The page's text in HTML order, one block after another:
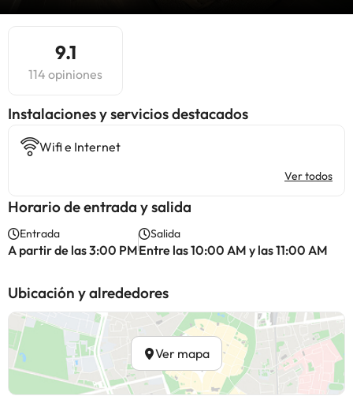
9.1
114 opiniones
Instalaciones y servicios destacados
Wifi e Internet
Ver todos
Horario de entrada y salida
Entrada
A partir de las 3:00 PM
Salida
Entre las 10:00 AM y las 11:00 AM
Ubicación y alrededores
Ver mapa